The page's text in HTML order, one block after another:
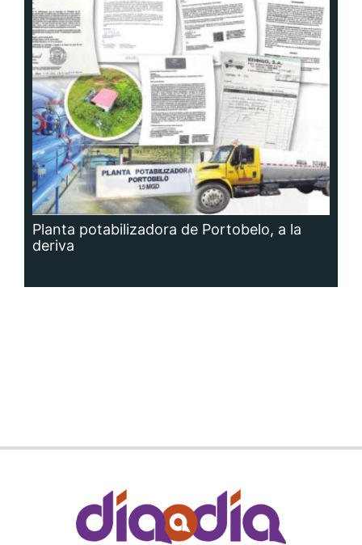
Planta potabilizadora de Portobelo, a la
deriva